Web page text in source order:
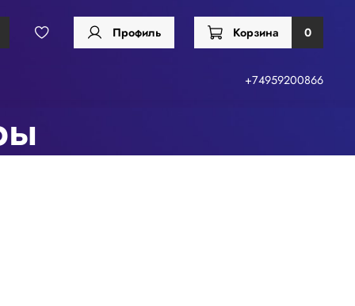
Профиль Корзина 0
+74959200866